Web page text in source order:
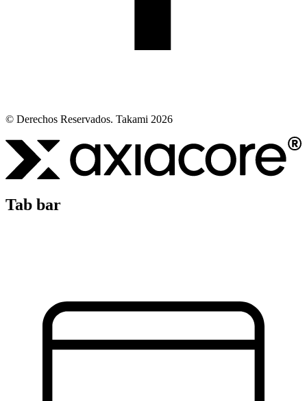
© Derechos Reservados. Takami 2026
Tab bar